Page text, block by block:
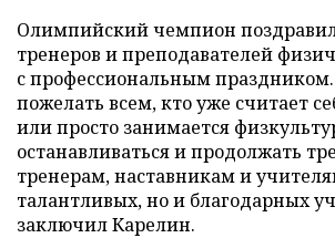
Олимпийский чемпион
тренеров и преподавателей
с профессиональным
пожелать всем, кто уже считает
или просто занимается
останавливаться и продолжать
тренерам, наставникам и
талантливых, но и благодарных
заключил Карелин.